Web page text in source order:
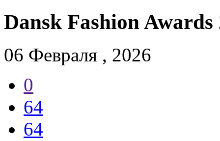
Dansk Fashion Awards
06 Февраля , 2026
0
64
64